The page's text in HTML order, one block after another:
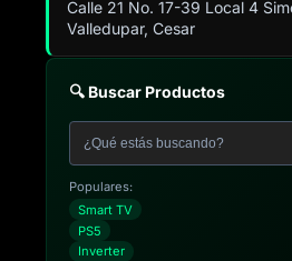
Calle 21 No. 17-39 Local 4
Valledupar, Cesar
🔍 Buscar Productos
Populares:
Smart TV
PS5
Inverter